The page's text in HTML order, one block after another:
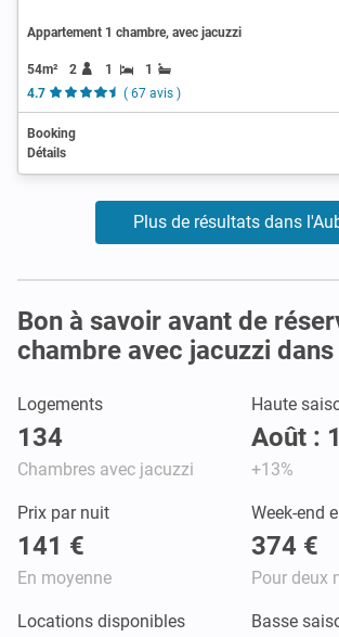
Appartement 1 chambre, avec jacuzzi
54m² 2 1
1
4.7
( 67 avis )
Booking
Détails
Plus de résultats dans
Bon à savoir avant de
chambre avec jacuzzi dans
Logements
134
Chambres avec jacuzzi
Haute
Août :
+13%
Prix par nuit
141 €
En moyenne
Week-end
374 €
Pour deux
Locations disponibles Basse